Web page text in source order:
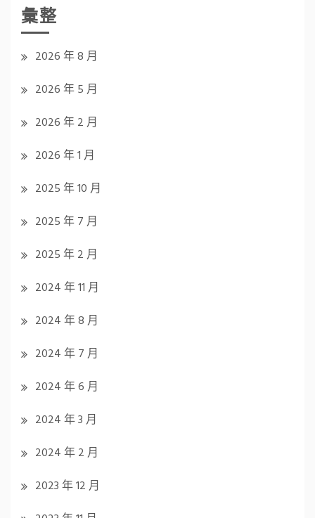
彙整
2026 年 8 月
2026 年 5 月
2026 年 2 月
2026 年 1 月
2025 年 10 月
2025 年 7 月
2025 年 2 月
2024 年 11 月
2024 年 8 月
2024 年 7 月
2024 年 6 月
2024 年 3 月
2024 年 2 月
2023 年 12 月